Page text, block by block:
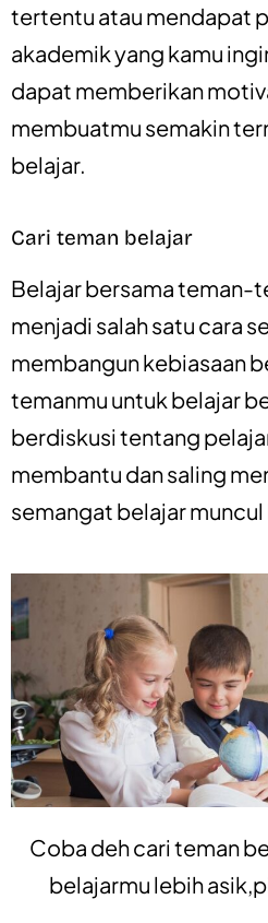
tertentu atau mendapat
akademik yang kamu
dapat memberikan
membuatmu semakin
belajar.
Cari teman belajar
Belajar bersama teman-
menjadi salah satu cara
membangun kebiasaan
temanmu untuk belajar
berdiskusi tentang
membantu dan saling
semangat belajar muncul
Coba deh cari teman
belajarmu lebih